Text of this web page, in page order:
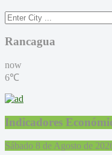
Rancagua
now
6℃
Indicadores
Sábado 8 de Agosto de